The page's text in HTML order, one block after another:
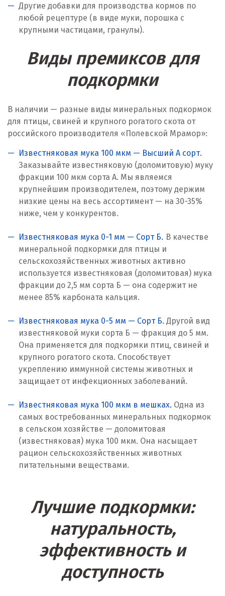
Каменск-Уральский
Камышево
Камышлов
Кемерово
Киров
Кировград
Клин
Когалым
Коломна
Королёв
Кострома
Краснодар
Краснотурьинск
Красноуфимск
Красноярск
Крым
Курск
Лангепас
Липецк
Другие добавки для производства кормов по
любой рецептуре (в виде муки, порошка с
крупными частицами, гранулы).
Виды премиксов для
подкормки
В наличии — разные виды минеральных подкормок
для птицы, свиней и крупного рогатого скота от
российского производителя «Полевской Мрамор»:
Известняковая мука 100 мкм — Высший А сорт.
Заказывайте известняковую (доломитовую) муку
фракции 100 мкм сорта А. Мы являемся
крупнейшим производителем, поэтому держим
низкие цены на весь ассортимент — на 30-35%
ниже, чем у конкурентов.
Известняковая мука 0-1 мм — Сорт Б. В качестве
минеральной подкормки для птицы и
сельскохозяйственных животных активно
используется известняковая (доломитовая) мука
фракции до 2,5 мм сорта Б — она содержит не
менее 85% карбоната кальция.
Известняковая мука 0-5 мм — Сорт Б. Другой вид
известняковой муки сорта Б — фракция до 5 мм.
Она применяется для подкормки птиц, свиней и
крупного рогатого скота. Способствует
укреплению иммунной системы животных и
защищает от инфекционных заболеваний.
Известняковая мука 100 мкм в мешках. Одна из
самых востребованных минеральных подкормок
в сельском хозяйстве — доломитовая
(известняковая) мука 100 мкм. Она насыщает
рацион сельскохозяйственных животных
питательными веществами.
Лучшие подкормки:
натуральность,
эффективность и
доступность